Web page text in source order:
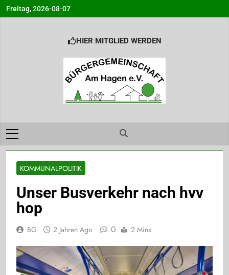
Skip
to
Freitag, 2026-08-07
HIER MITGLIED WERDEN
am Hagen
Ahrensburg
KOMMUNALPOLITIK
Unser Busverkehr nach hvv
hop
BG 2 Jahren Ago 0 2 Mins